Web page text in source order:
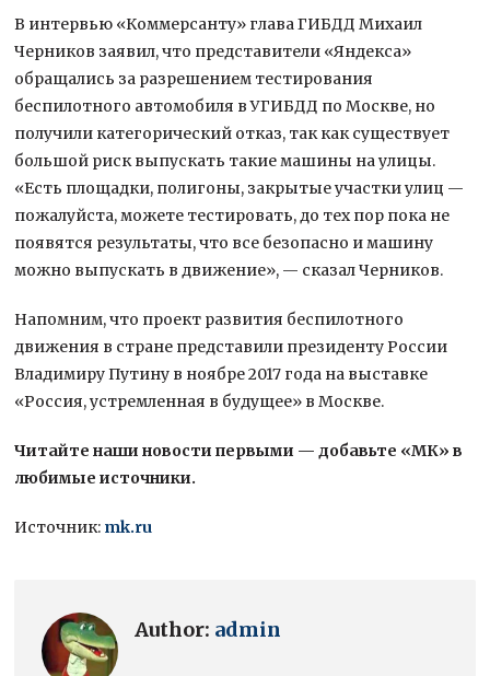
В интервью «Коммерсанту» глава ГИБДД Михаил
Черников заявил, что представители «Яндекса»
обращались за разрешением тестирования
беспилотного автомобиля в УГИБДД по Москве, но
получили категорический отказ, так как существует
большой риск выпускать такие машины на улицы.
«Есть площадки, полигоны, закрытые участки улиц —
пожалуйста, можете тестировать, до тех пор пока не
появятся результаты, что все безопасно и машину
можно выпускать в движение», — сказал Черников.
Напомним, что проект развития беспилотного
движения в стране представили президенту России
Владимиру Путину в ноябре 2017 года на выставке
«Россия, устремленная в будущее» в Москве.
Читайте наши новости первыми — добавьте «МК» в
любимые источники.
Источник: mk.ru
Author: admin